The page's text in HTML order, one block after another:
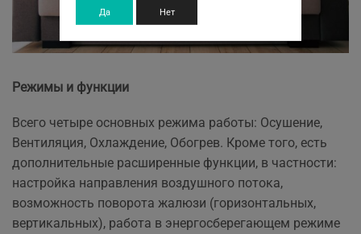
Режимы и функции
Всего четыре основных режима работы: Осушение,
Вентиляция, Охлаждение, Обогрев. Кроме того, есть
дополнительные расширенные функции, в частности:
настройка направления воздушного потока,
возможность поворота жалюзи (горизонтальных,
вертикальных), работа в энергосберегающем режиме
Да Нет